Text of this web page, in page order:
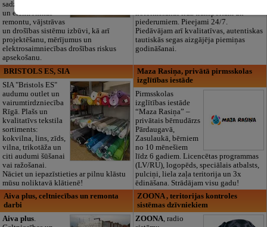
sadzīves tehnikas
un elektronikas
remontu, vājstrāvas
un drošības sistēmu izbūvi, kā arī
projektēšanu, mērījumus un
elektrosaimniecības drošības riskus
apsekošanu.
noformēšanas līdz transportam un
piederumiem. Pieejami 24/7.
Piedāvājam arī kvalitatīvas, autentiskas
tautiskās segas aizgājēja piemiņas
godināšanai.
BRISTOLS ES, SIA
SIA "Bristols ES"
audumu outlet un
vairumtirdzniecība
Rīgā. Plašs un
kvalitatīvs tekstila
sortiments:
kokvilna, lins, zīds,
vilna, trikotāža un
citi audumi šūšanai
vai ražošanai.
Nāciet un iepazīstieties ar pilnu klāstu
mūsu noliktavā klātienē!
Maza Rasiņa, privātā pirmsskolas
izglītības iestāde
Pirmsskolas
izglītības iestāde
“Maza Rasiņa” –
privātais bērnudārzs
Pārdaugavā,
Zasulaukā, bērniem
no 10 mēnešiem
līdz 6 gadiem. Licencētas programmas
(LV/RU), logopēds, speciālais atbalsts,
pulciņi, liela zaļa teritorija un 3x
ēdināšana. Strādājam visu gadu!
Aiva plus, celtniecības un remonta
darbi
Aiva plus.
ZOONA , teritorijas kontroles
sistēmas dzīvniekiem
ZOONA, radio